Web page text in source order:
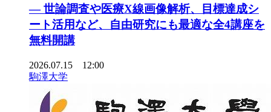
— 世論調査や医療X線画像解析、目標達成シ
ート活用など、自由研究にも最適な全4講座を
無料開講
2026.07.15 12:00
駒澤大学